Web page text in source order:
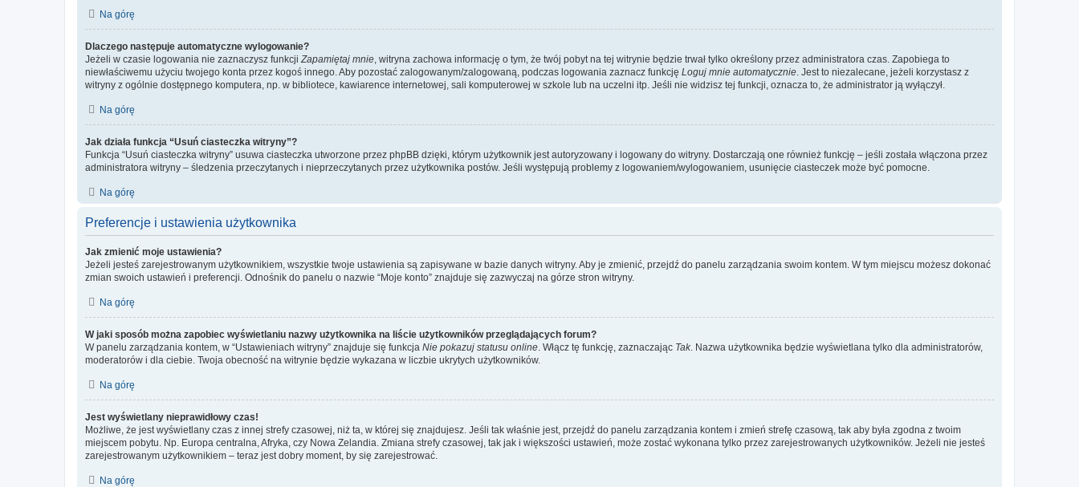
Na górę
Dlaczego następuje automatyczne wylogowanie?
Jeżeli w czasie logowania nie zaznaczysz funkcji Zapamiętaj mnie , witryna zachowa informację o tym, że twój pobyt na tej witrynie będzie trwał tylko określony przez administratora czas. Zapobiega to
niewłaściwemu użyciu twojego konta przez kogoś innego. Aby pozostać zalogowanym/zalogowaną, podczas logowania zaznacz funkcję Loguj mnie automatycznie . Jest to niezalecane, jeżeli korzystasz z
witryny z ogólnie dostępnego komputera, np. w bibliotece, kawiarence internetowej, sali komputerowej w szkole lub na uczelni itp. Jeśli nie widzisz tej funkcji, oznacza to, że administrator ją wyłączył.
Na górę
Jak działa funkcja “Usuń ciasteczka witryny”?
Funkcja “Usuń ciasteczka witryny” usuwa ciasteczka utworzone przez phpBB dzięki, którym użytkownik jest autoryzowany i logowany do witryny. Dostarczają one również funkcję – jeśli została włączona przez
administratora witryny – śledzenia przeczytanych i nieprzeczytanych przez użytkownika postów. Jeśli występują problemy z logowaniem/wylogowaniem, usunięcie ciasteczek może być pomocne.
Na górę
Preferencje i ustawienia użytkownika
Jak zmienić moje ustawienia?
Jeżeli jesteś zarejestrowanym użytkownikiem, wszystkie twoje ustawienia są zapisywane w bazie danych witryny. Aby je zmienić, przejdź do panelu zarządzania swoim kontem. W tym miejscu możesz dokonać
zmian swoich ustawień i preferencji. Odnośnik do panelu o nazwie “Moje konto” znajduje się zazwyczaj na górze stron witryny.
Na górę
W jaki sposób można zapobiec wyświetlaniu nazwy użytkownika na liście użytkowników przeglądających forum?
W panelu zarządzania kontem, w “Ustawieniach witryny” znajduje się funkcja Nie pokazuj statusu online . Włącz tę funkcję, zaznaczając Tak. Nazwa użytkownika będzie wyświetlana tylko dla administratorów,
moderatorów i dla ciebie. Twoja obecność na witrynie będzie wykazana w liczbie ukrytych użytkowników.
Na górę
Jest wyświetlany nieprawidłowy czas!
Możliwe, że jest wyświetlany czas z innej strefy czasowej, niż ta, w której się znajdujesz. Jeśli tak właśnie jest, przejdź do panelu zarządzania kontem i zmień strefę czasową, tak aby była zgodna z twoim
miejscem pobytu. Np. Europa centralna, Afryka, czy Nowa Zelandia. Zmiana strefy czasowej, tak jak i większości ustawień, może zostać wykonana tylko przez zarejestrowanych użytkowników. Jeżeli nie jesteś
zarejestrowanym użytkownikiem – teraz jest dobry moment, by się zarejestrować.
Na górę